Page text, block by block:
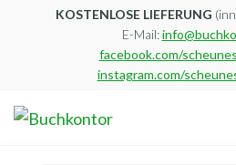
KOSTENLOSE LIEFERUNG
E-Mail:
facebook.com/
instagram.com/